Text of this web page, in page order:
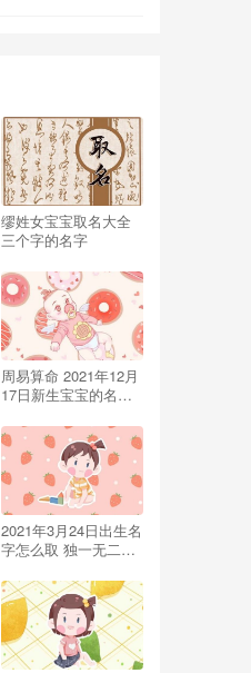
缪姓女宝宝取名大全
三个字的名字
周易算命 2021年12月
17日新生宝宝的名字
2021年3月24日出生名
字怎么取 独一无二的